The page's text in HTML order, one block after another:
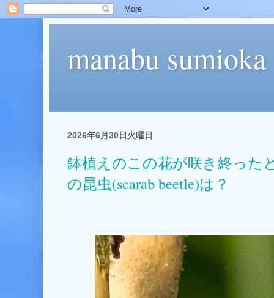
manabu sumioka
2026年6月30日火曜日
鉢植えのこの花が咲き終った
の昆虫(scarab beetle)は？